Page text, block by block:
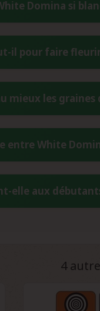
Domina si
entre deux
il pour faire
une variété
mieux les graines
contenants
entre White
blanche
elle aux
satisfaisants
4